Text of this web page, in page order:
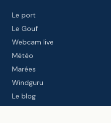
Le port
Le Gouf
Webcam live
Météo
Marées
Windguru
Le blog